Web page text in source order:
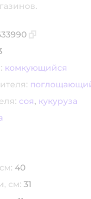
комкующийся
соя, кукуруза
40
см: 31